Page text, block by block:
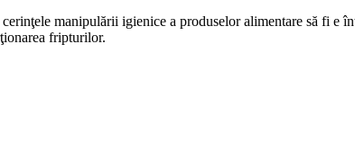
manipulării igienice a produselor alimentare să fi e
fripturilor.